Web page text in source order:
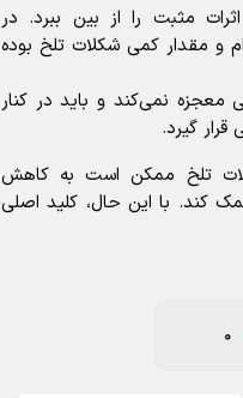
مثبت را از بین ببرد. در
و مقدار کمی شکلات تلخ بوده
معجزه نمی‌کند و باید در کنار
گیرد.
تلخ ممکن است به کاهش
کند. با این حال، کلید اصلی
0